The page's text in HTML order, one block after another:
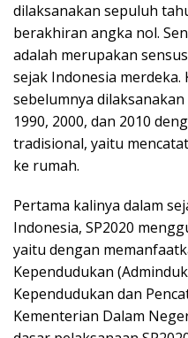
dilaksanakan sepuluh
berakhiran angka nol.
adalah merupakan
sejak Indonesia
sebelumnya
1990, 2000, dan 2010
tradisional, yaitu
ke rumah.
Pertama kalinya dalam
Indonesia, SP2020
yaitu dengan
Kependudukan
Kependudukan dan
Kementerian Dalam